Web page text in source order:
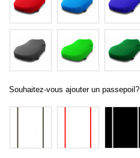
Souhaitez-vous ajouter un passepoil?